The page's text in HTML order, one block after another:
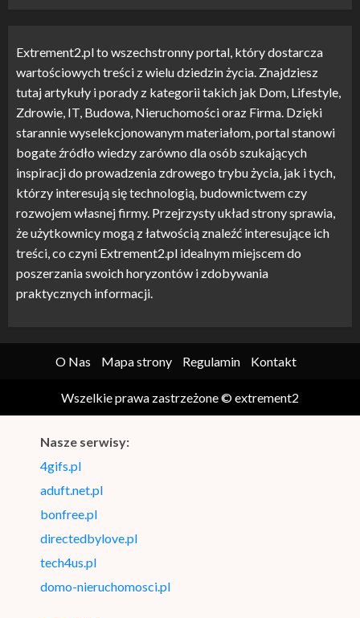
Extrement2.pl to wszechstronny portal, który dostarcza
wartościowych treści z wielu dziedzin życia. Znajdziesz
tutaj artykuły i porady z kategorii takich jak Dom, Lifestyle,
Zdrowie, IT, Budowa, Nieruchomości oraz Firma. Dzięki
starannie wyselekcjonowanym materiałom, portal stanowi
bogate źródło wiedzy zarówno dla osób szukających
inspiracji do prowadzenia zdrowego trybu życia, jak i tych,
którzy interesują się technologią, budownictwem czy
rozwojem własnej firmy. Przejrzysty układ strony sprawia,
że użytkownicy mogą z łatwością znaleźć interesujące ich
treści, co czyni Extrement2.pl idealnym miejscem do
poszerzania swoich horyzontów i zdobywania
praktycznych informacji.
O Nas Mapa strony Regulamin Kontakt
Wszelkie prawa zastrzeżone © extrement2
Nasze serwisy:
4gifs.pl
aduft.net.pl
bonfree.pl
directedbylove.pl
tech4us.pl
domo-nieruchomosci.pl